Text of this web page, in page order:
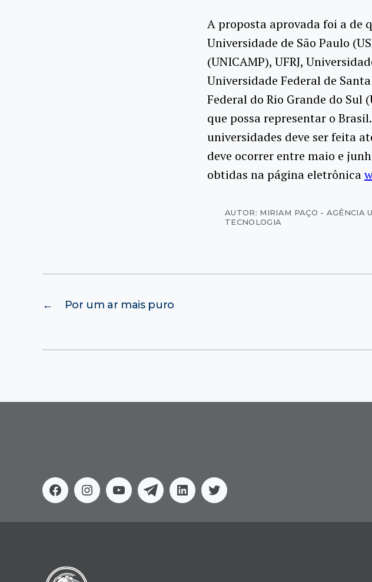
A proposta aprovada foi a de
Universidade de São Paulo
(UNICAMP), UFRJ,
Universidade Federal de
Federal do Rio Grande do Sul
que possa representar o
universidades deve ser feita
deve ocorrer entre maio e
obtidas na página eletrônica
AUTOR: MIRIAM PAÇO - AGÊNCIA
TECNOLOGIA
← Por um ar mais puro
FacebookInstagram
YoutubeTelegramLinkedinTwitter